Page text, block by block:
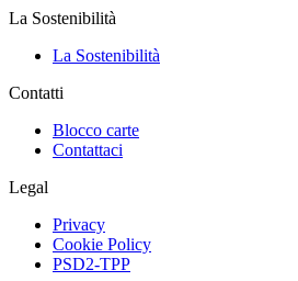
La Sostenibilità
La Sostenibilità
Contatti
Blocco carte
Contattaci
Legal
Privacy
Cookie Policy
PSD2-TPP